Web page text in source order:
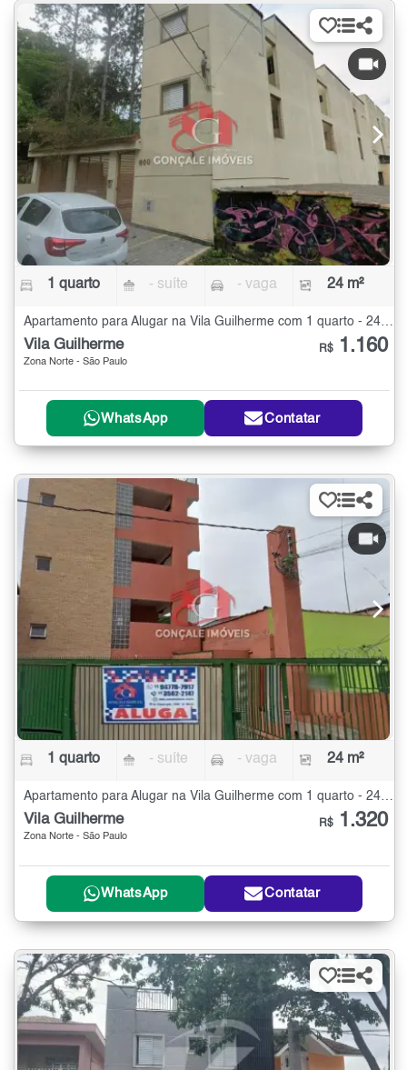
1 quarto - suíte - vaga 24 m²
Apartamento para Alugar na Vila Guilherme com 1 quarto - 24 m²
Vila Guilherme
Zona Norte - São Paulo
R$ 1.160
WhatsApp Contatar
1 quarto - suíte - vaga 24 m²
Apartamento para Alugar na Vila Guilherme com 1 quarto - 24 m²
Vila Guilherme
Zona Norte - São Paulo
R$ 1.320
WhatsApp Contatar